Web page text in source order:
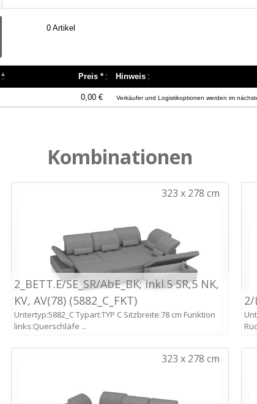
0 Artikel
Preis *
Hinweis
Preis *
0,00 € Verkäufer und Logistikoptionen werden im